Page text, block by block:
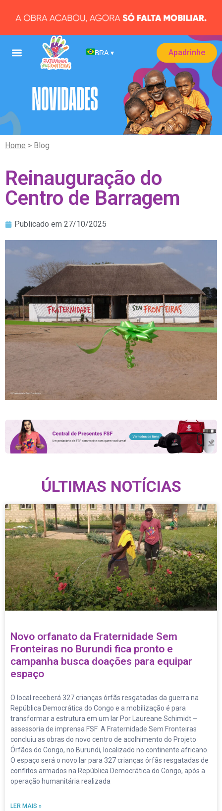
BRA ▾ Apadrinhe
Home > Blog
Reinauguração do
Centro de Barragem
Publicado em 27/10/2025
ÚLTIMAS NOTÍCIAS
Novo orfanato da Fraternidade Sem
Fronteiras no Burundi fica pronto e
campanha busca doações para equipar
espaço
O local receberá 327 crianças órfãs resgatadas da guerra na
República Democrática do Congo e a mobilização é para
transformar a estrutura em um lar Por Laureane Schimidt –
assessoria de imprensa FSF A Fraternidade Sem Fronteiras
concluiu as obras do novo centro de acolhimento do Projeto
Órfãos do Congo, no Burundi, localizado no continente africano.
O espaço será o novo lar para 327 crianças órfãs resgatadas de
conflitos armados na República Democrática do Congo, após a
operação humanitária realizada
LER MAIS »